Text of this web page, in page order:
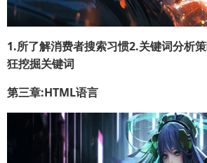
1.所了解消费者搜索习惯2.关键词分析
狂挖掘关键词
第三章:HTML语言